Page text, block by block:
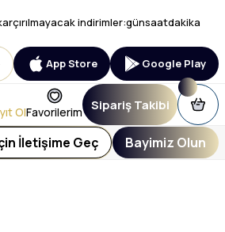
indirimler:günsaatdakika
App Store Google Play
OlFavorilerim Sipariş Takibi
İletişime Geç Bayimiz Olun